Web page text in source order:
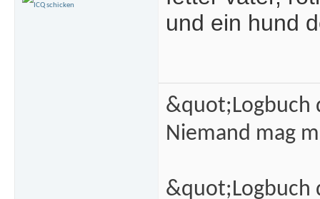
und ein hund
&quot;Logbuch
Niemand mag
&quot;Logbuch